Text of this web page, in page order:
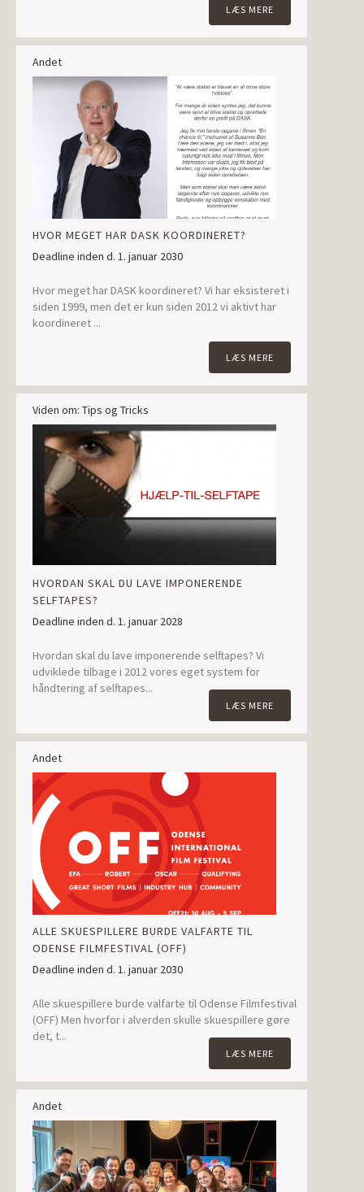
LÆS MERE
Andet
HVOR MEGET HAR DASK KOORDINERET?
Deadline inden d. 1. januar 2030
Hvor meget har DASK koordineret? Vi har eksisteret i
siden 1999, men det er kun siden 2012 vi aktivt har
koordineret ...
LÆS MERE
Viden om: Tips og Tricks
HVORDAN SKAL DU LAVE IMPONERENDE
SELFTAPES?
Deadline inden d. 1. januar 2028
Hvordan skal du lave imponerende selftapes? Vi
udviklede tilbage i 2012 vores eget system for
håndtering af selftapes...
LÆS MERE
Andet
ALLE SKUESPILLERE BURDE VALFARTE TIL
ODENSE FILMFESTIVAL (OFF)
Deadline inden d. 1. januar 2030
Alle skuespillere burde valfarte til Odense Filmfestival
(OFF) Men hvorfor i alverden skulle skuespillere gøre
det, t...
LÆS MERE
Andet